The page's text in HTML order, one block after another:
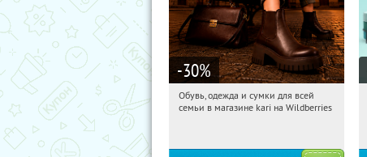
-30%
04:43:16 Получили:
Обувь, одежда и сумки для всей
семьи в магазине kari на Wildberries